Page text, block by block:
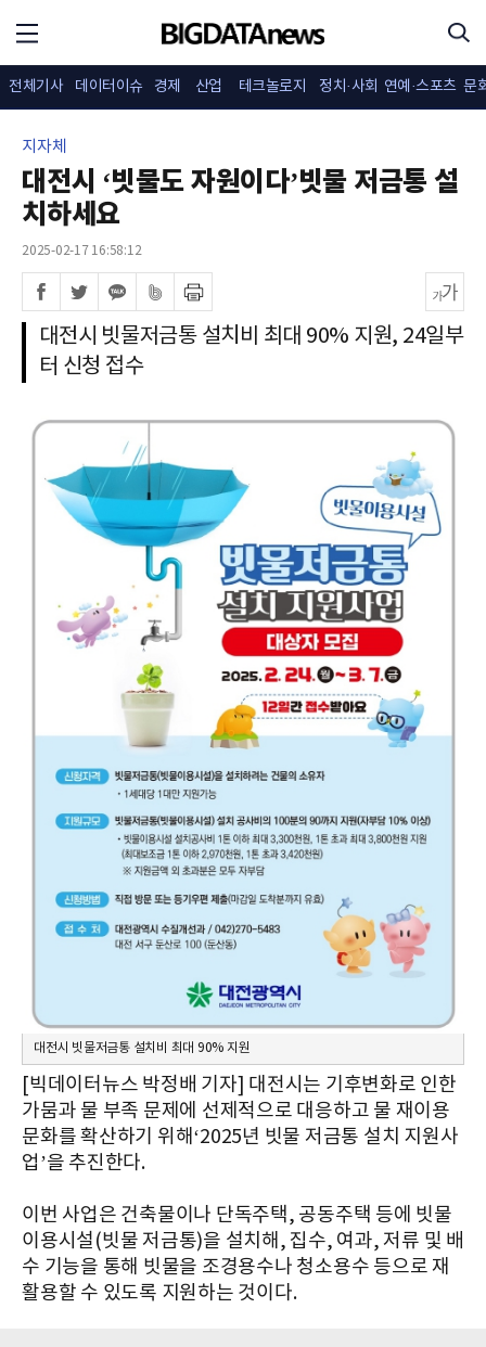
전체기사 데이터이슈 경제 산업 테크놀로지 정치·사회 연예·스포츠 문
지자체
대전시 ‘빗물도 자원이다’빗물 저금통 설
치하세요
2025-02-17 16:58:12
대전시 빗물저금통 설치비 최대 90% 지원, 24일부
터 신청 접수
대전시 빗물저금통 설치비 최대 90% 지원
[빅데이터뉴스 박정배 기자] 대전시는 기후변화로 인한
가뭄과 물 부족 문제에 선제적으로 대응하고 물 재이용
문화를 확산하기 위해‘2025년 빗물 저금통 설치 지원사
업’을 추진한다.
이번 사업은 건축물이나 단독주택, 공동주택 등에 빗물
이용시설(빗물 저금통)을 설치해, 집수, 여과, 저류 및 배
수 기능을 통해 빗물을 조경용수나 청소용수 등으로 재
활용할 수 있도록 지원하는 것이다.